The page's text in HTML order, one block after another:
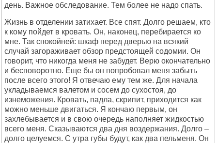
день. Важное обследование. Тем более не надо спать.
Жизнь в отделении затихает. Все спят. Долго решаем, кто
к кому пойдет в кровать. Он, наконец, перебирается ко
мне. Так спокойней: шкаф перед дверью на всякий
случай загораживает обзор предстоящей содомии. Он
говорит, что никогда меня не забудет. Верю окончательно
и бесповоротно. Еще бы он попробовал меня забыть
после всего этого! Я отвечаю ему тем же. Для начала
укладываемся валетом и сосем до сухостоя, до
изнеможения. Кровать, падла, скрипит, приходится как
можно меньше двигаться. Я кончаю первым, он
захлебывается и в свою очередь наполняет жидкостью
всего меня. Сказываются два дня воздержания. Долго –
долго целуемся. С утра губы будут, как два пельменя. Он